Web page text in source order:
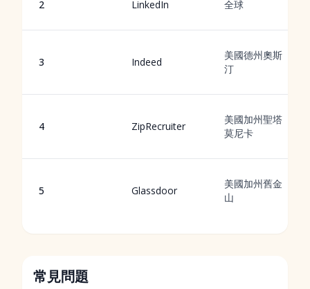
2 LinkedIn 全球
3 Indeed
美國德州奧斯
汀
4 ZipRecruiter
美國加州聖塔
莫尼卡
5 Glassdoor
美國加州舊金
山
常見問題